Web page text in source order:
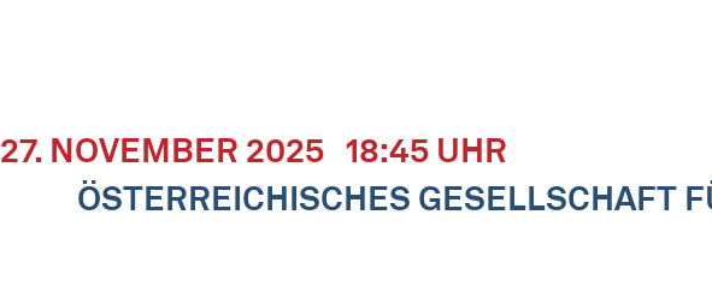
27. NOVEMBER 2025 18:45 UHR
ÖSTERREICHISCHES GESELLSCHAFT